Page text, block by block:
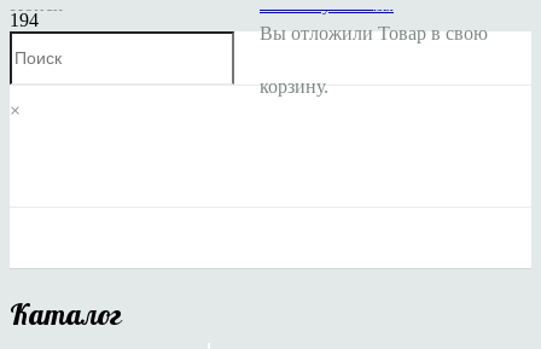
×
Мой аккаунтЗаказы
Вы отложилиТоварв свою
корзину.
Каталог